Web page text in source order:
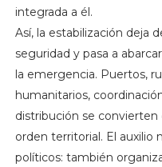
integrada a él.
Así, la estabilización deja
seguridad y pasa a
la emergencia. Puertos,
humanitarios,
distribución se
orden territorial. El auxilio
políticos: también